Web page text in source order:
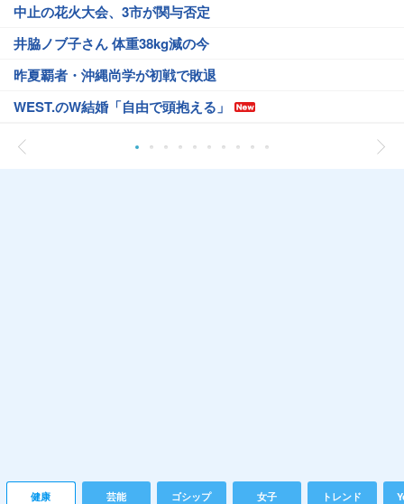
中止の花火大会、3市が関与否定
井脇ノブ子さん 体重38kg減の今
昨夏覇者・沖縄尚学が初戦で敗退
WEST.のW結婚「自由で頭抱える」
健康 芸能 ゴシップ 女子 トレンド